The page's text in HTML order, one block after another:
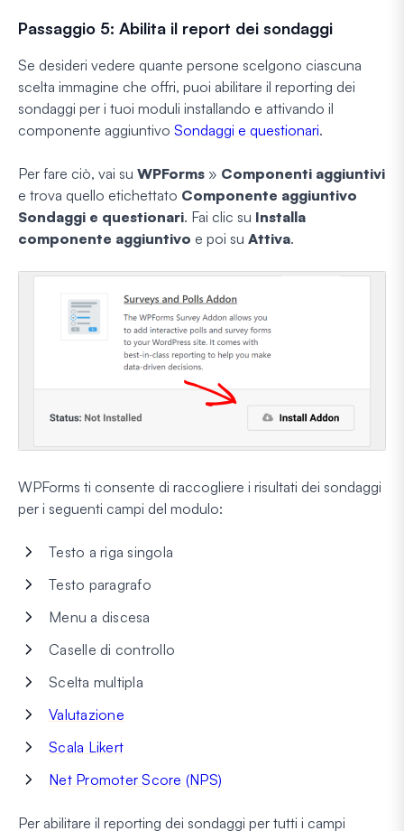
Passaggio 5: Abilita il report dei sondaggi
Se desideri vedere quante persone scelgono ciascuna
scelta immagine che offri, puoi abilitare il reporting dei
sondaggi per i tuoi moduli installando e attivando il
componente aggiuntivo Sondaggi e questionari.
Per fare ciò, vai su WPForms » Componenti aggiuntivi
e trova quello etichettato Componente aggiuntivo
Sondaggi e questionari. Fai clic su Installa
componente aggiuntivo e poi su Attiva.
WPForms ti consente di raccogliere i risultati dei sondaggi
per i seguenti campi del modulo:
Testo a riga singola
Testo paragrafo
Menu a discesa
Caselle di controllo
Scelta multipla
Valutazione
Scala Likert
Net Promoter Score (NPS)
Per abilitare il reporting dei sondaggi per tutti i campi